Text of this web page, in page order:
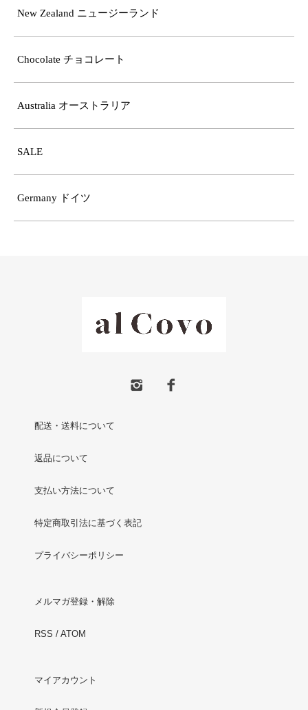
New Zealand ニュージーランド
Chocolate チョコレート
Australia オーストラリア
SALE
Germany ドイツ
配送・送料について
返品について
支払い方法について
特定商取引法に基づく表記
プライバシーポリシー
メルマガ登録・解除
RSS / ATOM
マイアカウント